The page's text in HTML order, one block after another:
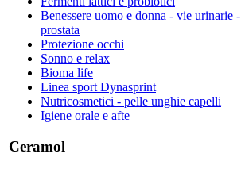
Benessere uomo e donna - vie urinarie -
prostata
Protezione occhi
Sonno e relax
Bioma life
Linea sport Dynasprint
Nutricosmetici - pelle unghie capelli
Igiene orale e afte
Ceramol